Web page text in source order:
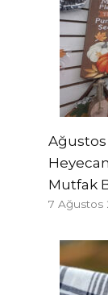
Ağustos
Mutfak
7 Ağustos